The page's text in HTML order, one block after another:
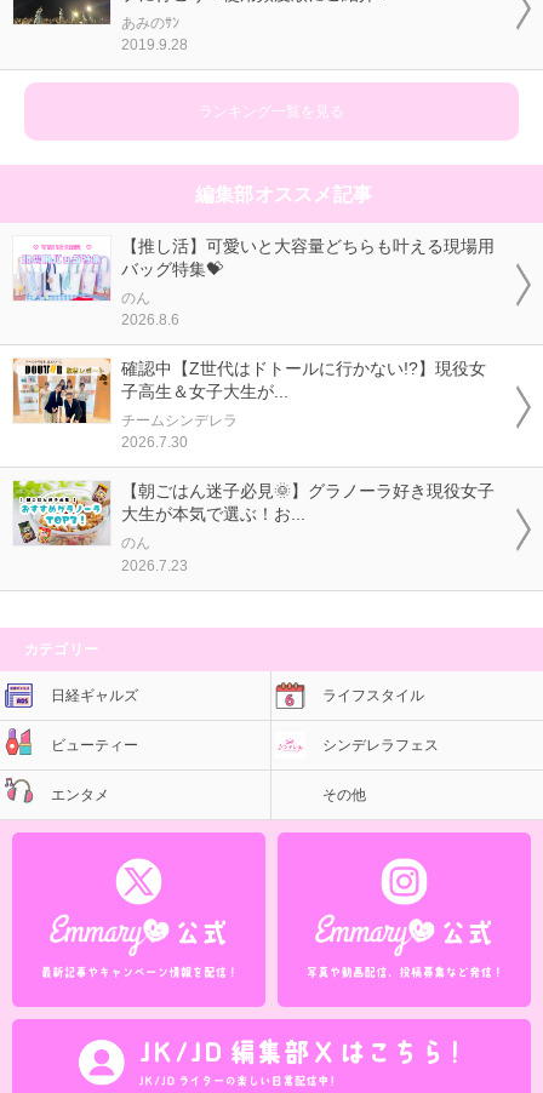
あみのｻﾝ
2019.9.28
ランキング一覧を見る
編集部オススメ記事
【推し活】可愛いと大容量どちらも叶える現場用
バッグ特集💝
のん
2026.8.6
確認中【Z世代はドトールに行かない!?】現役女
子高生＆女子大生が...
チームシンデレラ
2026.7.30
【朝ごはん迷子必見🌞】グラノーラ好き現役女子
大生が本気で選ぶ！お...
のん
2026.7.23
カテゴリー
日経ギャルズ ライフスタイル
ビューティー シンデレラフェス
エンタメ その他